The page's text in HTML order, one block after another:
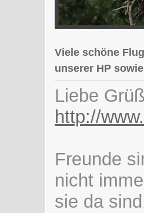
Viele schöne
unserer HP
Liebe
http://
Freunde
nicht
sie da